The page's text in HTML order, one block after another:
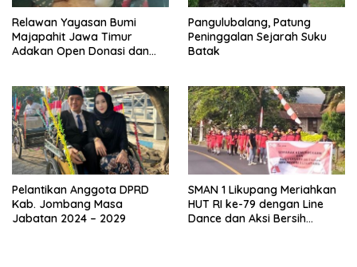
Relawan Yayasan Bumi
Majapahit Jawa Timur
Adakan Open Donasi dan
Pangulubalang, Patung
Peninggalan Sejarah Suku
Batak
Pelantikan Anggota DPRD
Kab. Jombang Masa
Jabatan 2024 – 2029
SMAN 1 Likupang Meriahkan
HUT RI ke-79 dengan Line
Dance dan Aksi Bersih